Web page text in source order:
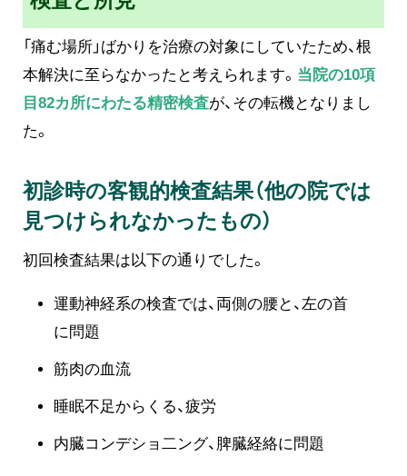
「痛む場所」ばかりを治療の対象にしていたため、根
本解決に至らなかったと考えられます。 当院の10項
目82カ所にわたる精密検査が、その転機となりまし
た。
初診時の客観的検査結果（他の院では
見つけられなかったもの）
初回検査結果は以下の通りでした。
運動神経系の検査では、両側の腰と、左の首
に問題
筋肉の血流
睡眠不足からくる、疲労
内臓コンデショ二ング、脾臓経絡に問題